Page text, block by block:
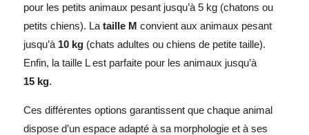
pour les petits animaux pesant jusqu’à 5 kg (chatons ou
petits chiens). La taille M convient aux animaux pesant
jusqu’à 10 kg(chats adultes ou chiens de petite taille).
Enfin, la taille L est parfaite pour les animaux jusqu’à
15 kg.
Ces différentes options garantissent que chaque animal
dispose d’un espace adapté à sa morphologie et à ses